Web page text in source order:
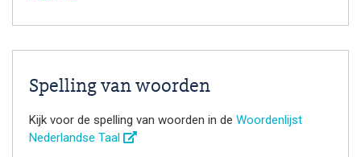
Spelling van woorden
Kijk voor de spelling van woorden in de Woordenlijst
Nederlandse Taal